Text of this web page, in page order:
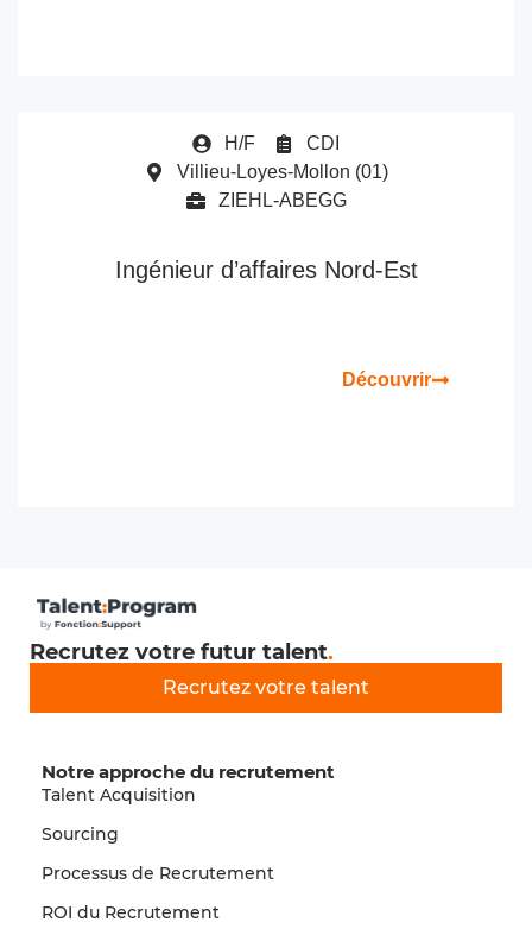
H/F
CDI
Villieu-Loyes-Mollon (01)
ZIEHL-ABEGG
Ingénieur d’affaires Nord-Est
Découvrir
Recrutez votre futur talent.
Recrutez votre talent
Notre approche du recrutement
Talent Acquisition
Sourcing
Processus de Recrutement
ROI du Recrutement